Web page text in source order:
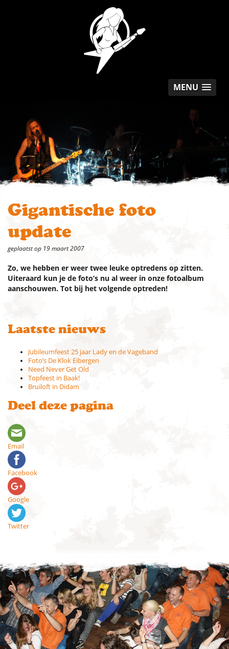
MENU
Gigantische foto
update
geplaatst op 19 maart 2007
Zo, we hebben er weer twee leuke optredens op zitten.
Uiteraard kun je de foto’s nu al weer in onze fotoalbum
aanschouwen. Tot bij het volgende optreden!
Laatste nieuws
Jubileumfeest 25 jaar Lady en de Vageband
Foto’s De Klok Eibergen
Need Never Get Old
Topfeest in Baak!
Bruiloft in Didam
Deel deze pagina
Email
Facebook
Google
Twitter